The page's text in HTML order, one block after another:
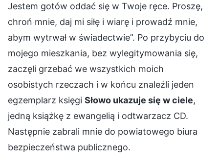
Jestem gotów oddać się w Twoje ręce. Proszę,
chroń mnie, daj mi siłę i wiarę i prowadź mnie,
abym wytrwał w świadectwie”. Po przybyciu do
mojego mieszkania, bez wylegitymowania się,
zaczęli grzebać we wszystkich moich
osobistych rzeczach i w końcu znaleźli jeden
egzemplarz księgi Słowo ukazuje się w ciele,
jedną książkę z ewangelią i odtwarzacz CD.
Następnie zabrali mnie do powiatowego biura
bezpieczeństwa publicznego.